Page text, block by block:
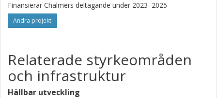
Finansierar Chalmers deltagande under 2023–2025
Andra projekt
Relaterade styrkeområden
och infrastruktur
Hållbar utveckling